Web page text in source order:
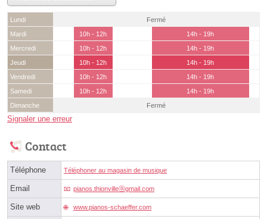
Lundi
Fermé
Mardi
10h - 12h
14h - 19h
Mercredi
10h - 12h
14h - 19h
Jeudi
10h - 12h
14h - 19h
Vendredi
10h - 12h
14h - 19h
Samedi
10h - 12h
14h - 19h
Dimanche
Fermé
Signaler une erreur
Contact
Téléphone Téléphoner au magasin de musique
Email pianos.thionvilleⓐgmail.com
Site web www.pianos-schaeffer.com